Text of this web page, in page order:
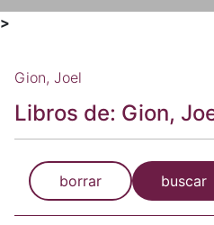
>
Gion, Joel
Libros de: Gion,
borrar buscar